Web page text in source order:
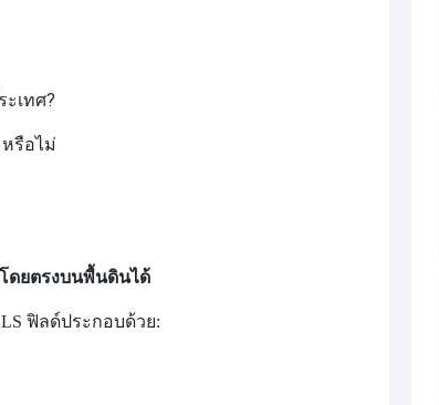
เทศ?
รือไม่
ดยตรงบนพื้นดินได้
ฟิลด์ประกอบด้วย: